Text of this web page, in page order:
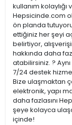
kullanım kolaylığı
Hepsicinde.com
ön planda
ettiğiniz her şeyi
belirtiyor,
hakkında daha
atabilirsiniz. ?
7/24 destek
Bize ulaşmaktan
elektronik, yapı
daha fazlasını
şeye kolayca
içinde!